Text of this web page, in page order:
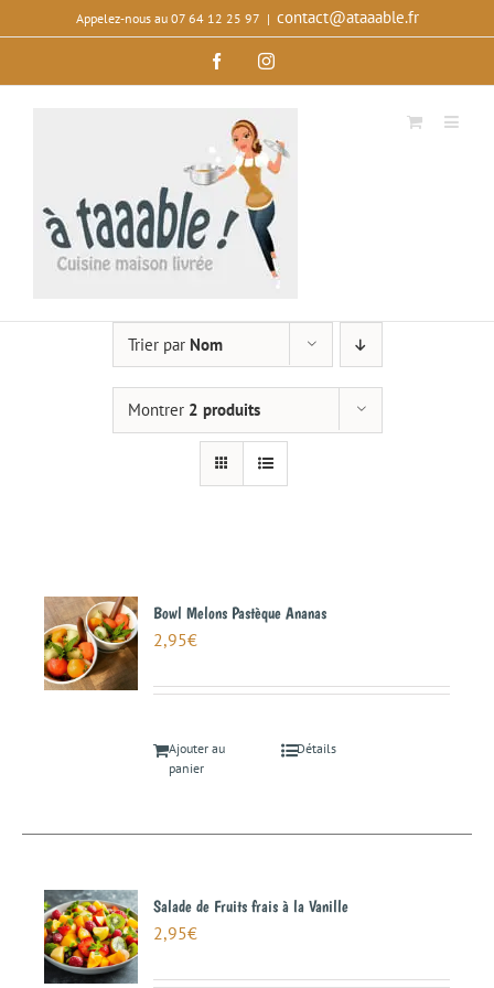
au
Appelez‑nous au 07 64 12 25 97 | contact@ataaable.fr
FacebookInstagram
Trier par Nom
Montrer 2 produits
Bowl Melons Pastèque Ananas
2,95€
Ajouter au
panier
Détails
Salade de Fruits frais à la Vanille
2,95€